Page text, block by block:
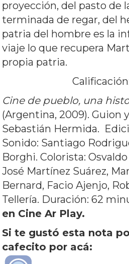
proyección, del pasto de
terminada de regar, del
patria del hombre es la
viaje lo que recupera
propia patria.
Cine de pueblo, una
(Argentina, 2009). Guion
Sebastián Hermida.
Sonido: Santiago
Borghi. Colorista:
José Martínez Suárez,
Bernard, Facio Ajenjo,
Tellería. Duración: 62
en Cine Ar Play.
Si te gustó esta nota
cafecito por acá: